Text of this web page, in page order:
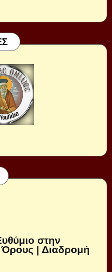
στην
| Διαδρομή